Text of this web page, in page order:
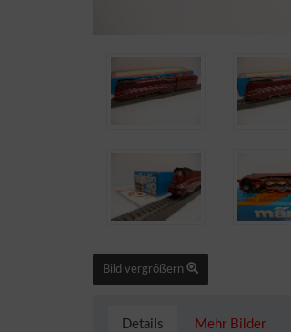
Bild vergrößern
Details Mehr Bilder